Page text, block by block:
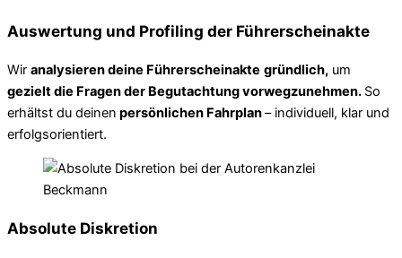
Auswertung und Profiling der Führerscheinakte
Wir analysieren deine Führerscheinakte gründlich, um
gezielt die Fragen der Begutachtung vorwegzunehmen. So
erhältst du deinen persönlichen Fahrplan– individuell, klar und
erfolgsorientiert.
Absolute Diskretion